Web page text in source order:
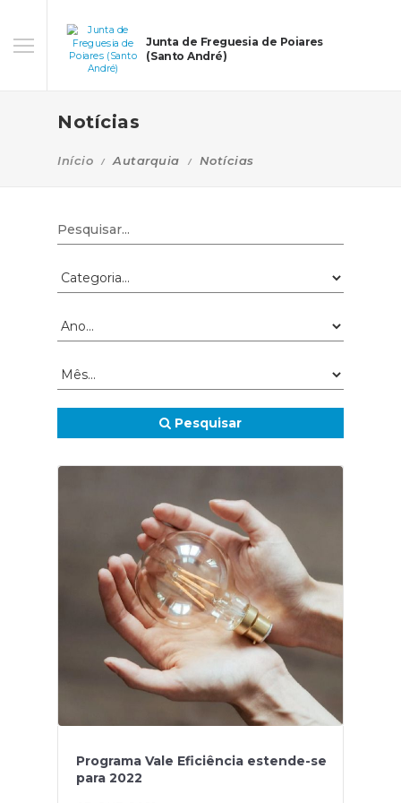
Junta de Freguesia de Poiares
(Santo André)
Notícias
Início Autarquia Notícias
Pesquisar
Programa Vale Eficiência estende-se
para 2022